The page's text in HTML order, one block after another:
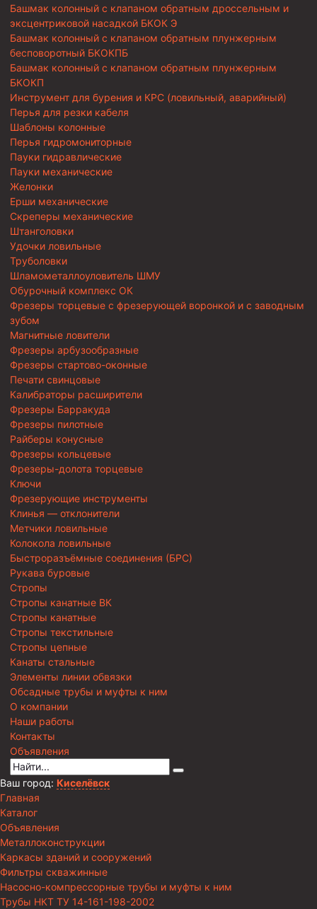
Башмак колонный с клапаном обратным дроссельным и
эксцентриковой насадкой БКОК Э
Башмак колонный с клапаном обратным плунжерным
бесповоротный БКОКПБ
Башмак колонный с клапаном обратным плунжерным
БКОКП
Инструмент для бурения и КРС (ловильный, аварийный)
Перья для резки кабеля
Шаблоны колонные
Перья гидромониторные
Пауки гидравлические
Пауки механические
Желонки
Ерши механические
Скреперы механические
Штанголовки
Удочки ловильные
Труболовки
Шламометаллоуловитель ШМУ
Обурочный комплекс ОК
Фрезеры торцевые с фрезерующей воронкой и с заводным
зубом
Магнитные ловители
Фрезеры арбузообразные
Фрезеры стартово-оконные
Печати свинцовые
Калибраторы расширители
Фрезеры Барракуда
Фрезеры пилотные
Райберы конусные
Фрезеры кольцевые
Фрезеры-долота торцевые
Ключи
Фрезерующие инструменты
Клинья — отклонители
Метчики ловильные
Колокола ловильные
Быстроразъёмные соединения (БРС)
Рукава буровые
Стропы
Стропы канатные ВК
Стропы канатные
Стропы текстильные
Стропы цепные
Канаты стальные
Элементы линии обвязки
Обсадные трубы и муфты к ним
О компании
Наши работы
Контакты
Объявления
Ваш город: Киселёвск
Главная
Каталог
Объявления
Металлоконструкции
Каркасы зданий и сооружений
Фильтры скважинные
Насосно-компрессорные трубы и муфты к ним
Трубы НКТ ТУ 14-161-198-2002